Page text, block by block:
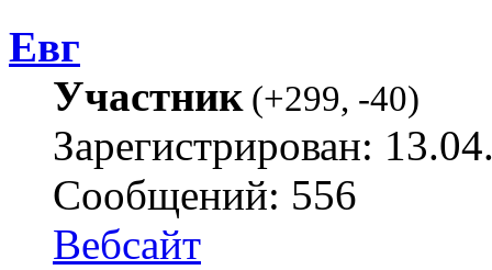
Евг
Участник(+299, -40)
Зарегистрирован:
Сообщений: 556
Вебсайт